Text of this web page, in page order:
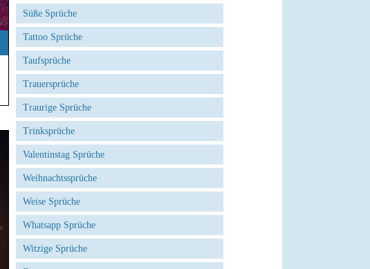
Süße Sprüche
Tattoo Sprüche
Taufsprüche
Trauersprüche
Traurige Sprüche
Trinksprüche
Valentinstag Sprüche
Weihnachtssprüche
Weise Sprüche
Whatsapp Sprüche
Witzige Sprüche